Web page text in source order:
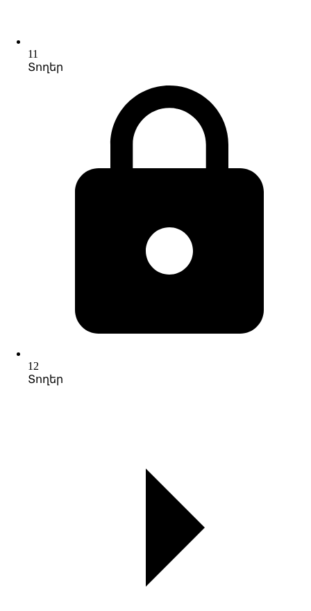
11
Տողեր
12
Տողեր